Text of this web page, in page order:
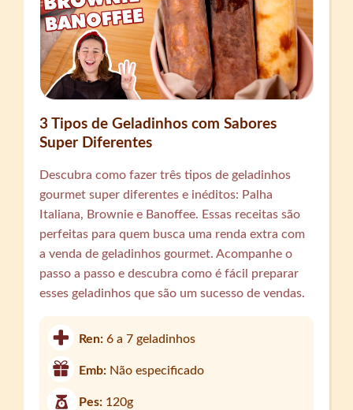
3 Tipos de Geladinhos com Sabores
Super Diferentes
Descubra como fazer três tipos de geladinhos
gourmet super diferentes e inéditos: Palha
Italiana, Brownie e Banoffee. Essas receitas são
perfeitas para quem busca uma renda extra com
a venda de geladinhos gourmet. Acompanhe o
passo a passo e descubra como é fácil preparar
esses geladinhos que são um sucesso de vendas.
Ren:6 a 7 geladinhos
Emb: Não especificado
Pes: 120g